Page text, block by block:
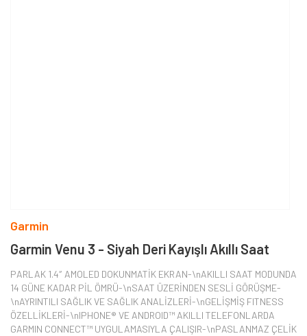
Garmin
Garmin Venu 3 - Siyah Deri Kayışlı Akıllı Saat
PARLAK 1.4″ AMOLED DOKUNMATİK EKRAN-\nAKILLI SAAT MODUNDA
14 GÜNE KADAR PİL ÖMRÜ-\nSAAT ÜZERİNDEN SESLİ GÖRÜŞME-
\nAYRINTILI SAĞLIK VE SAĞLIK ANALİZLERİ-\nGELİŞMİŞ FITNESS
ÖZELLİKLERİ-\nIPHONE® VE ANDROID™ AKILLI TELEFONLARDA
GARMIN CONNECT™ UYGULAMASIYLA ÇALIŞIR-\nPASLANMAZ ÇELİK